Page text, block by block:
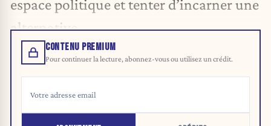
espace politique et tenter d’incarner une
alternative.
CONTENU PREMIUM
Pour continuer la lecture, abonnez-vous ou utilisez un crédit.